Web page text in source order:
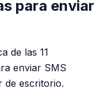
para enviar
de las 11
enviar SMS
de escritorio.